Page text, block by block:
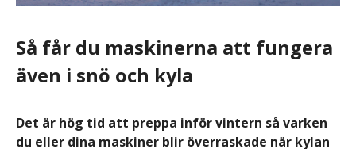
Så får du maskinerna att fungera
även i snö och kyla
Det är hög tid att preppa inför vintern så varken
du eller dina maskiner blir överraskade när kylan